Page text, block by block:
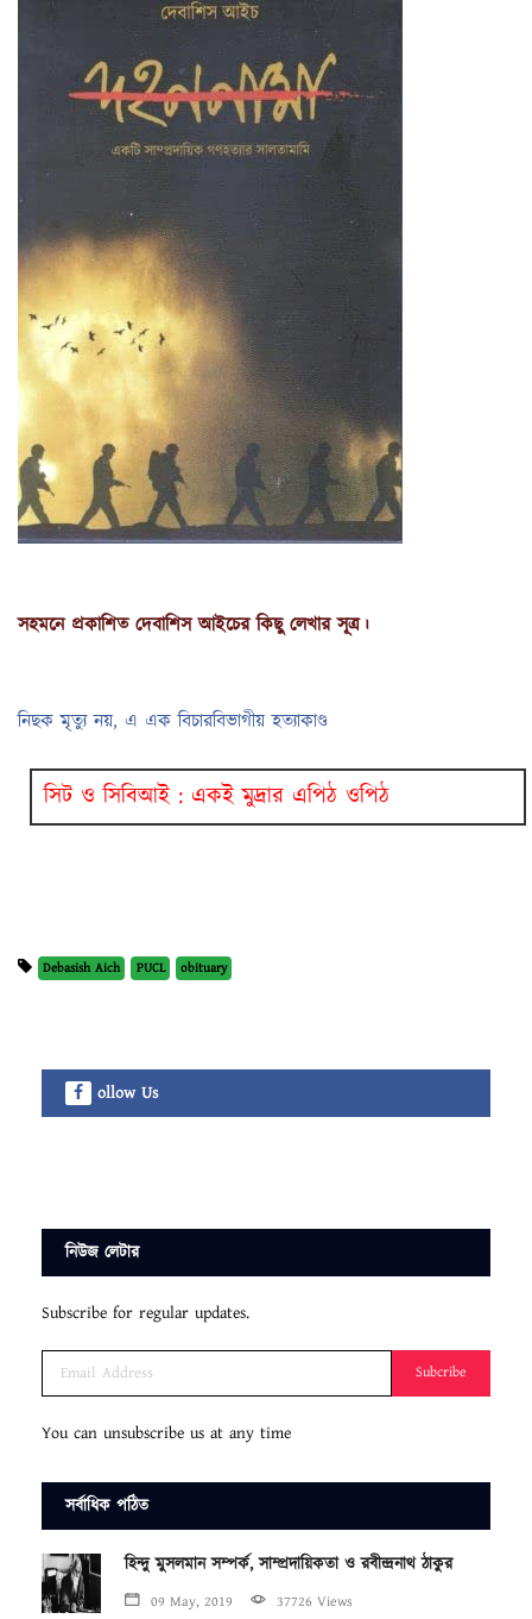
সহমনে প্রকাশিত দেবাশিস আইচের কিছু লেখার সূত্র।
নিছক মৃত্যু নয়, এ এক বিচারবিভাগীয় হত্যাকাণ্ড
সিট ও সিবিআই : একই মুদ্রার এপিঠ ওপিঠ
Debasish Aich PUCL obituary
ollow Us
নিউজ লেটার
Subscribe for regular updates.
Subcribe
You can unsubscribe us at any time
সর্বাধিক পঠিত
হিন্দু মুসলমান সম্পর্ক, সাম্প্রদায়িকতা ও রবীন্দ্রনাথ ঠাকুর
09 May, 2019 37726 Views